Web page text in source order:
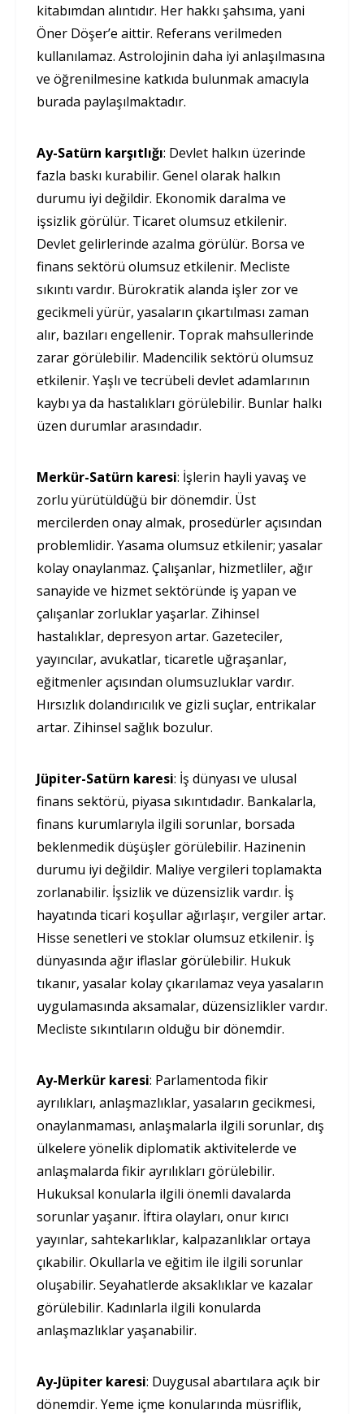
kitabımdan alıntıdır. Her hakkı şahsıma, yani
Öner Döşer’e aittir. Referans verilmeden
kullanılamaz. Astrolojinin daha iyi anlaşılmasına
ve öğrenilmesine katkıda bulunmak amacıyla
burada paylaşılmaktadır.
Ay-Satürn karşıtlığı: Devlet halkın üzerinde
fazla baskı kurabilir. Genel olarak halkın
durumu iyi değildir. Ekonomik daralma ve
işsizlik görülür. Ticaret olumsuz etkilenir.
Devlet gelirlerinde azalma görülür. Borsa ve
finans sektörü olumsuz etkilenir. Mecliste
sıkıntı vardır. Bürokratik alanda işler zor ve
gecikmeli yürür, yasaların çıkartılması zaman
alır, bazıları engellenir. Toprak mahsullerinde
zarar görülebilir. Madencilik sektörü olumsuz
etkilenir. Yaşlı ve tecrübeli devlet adamlarının
kaybı ya da hastalıkları görülebilir. Bunlar halkı
üzen durumlar arasındadır.
Merkür-Satürn karesi: İşlerin hayli yavaş ve
zorlu yürütüldüğü bir dönemdir. Üst
mercilerden onay almak, prosedürler açısından
problemlidir. Yasama olumsuz etkilenir; yasalar
kolay onaylanmaz. Çalışanlar, hizmetliler, ağır
sanayide ve hizmet sektöründe iş yapan ve
çalışanlar zorluklar yaşarlar. Zihinsel
hastalıklar, depresyon artar. Gazeteciler,
yayıncılar, avukatlar, ticaretle uğraşanlar,
eğitmenler açısından olumsuzluklar vardır.
Hırsızlık dolandırıcılık ve gizli suçlar, entrikalar
artar. Zihinsel sağlık bozulur.
Jüpiter-Satürn karesi: İş dünyası ve ulusal
finans sektörü, piyasa sıkıntıdadır. Bankalarla,
finans kurumlarıyla ilgili sorunlar, borsada
beklenmedik düşüşler görülebilir. Hazinenin
durumu iyi değildir. Maliye vergileri toplamakta
zorlanabilir. İşsizlik ve düzensizlik vardır. İş
hayatında ticari koşullar ağırlaşır, vergiler artar.
Hisse senetleri ve stoklar olumsuz etkilenir. İş
dünyasında ağır iflaslar görülebilir. Hukuk
tıkanır, yasalar kolay çıkarılamaz veya yasaların
uygulamasında aksamalar, düzensizlikler vardır.
Mecliste sıkıntıların olduğu bir dönemdir.
Ay-Merkür karesi: Parlamentoda fikir
ayrılıkları, anlaşmazlıklar, yasaların gecikmesi,
onaylanmaması, anlaşmalarla ilgili sorunlar, dış
ülkelere yönelik diplomatik aktivitelerde ve
anlaşmalarda fikir ayrılıkları görülebilir.
Hukuksal konularla ilgili önemli davalarda
sorunlar yaşanır. İftira olayları, onur kırıcı
yayınlar, sahtekarlıklar, kalpazanlıklar ortaya
çıkabilir. Okullarla ve eğitim ile ilgili sorunlar
oluşabilir. Seyahatlerde aksaklıklar ve kazalar
görülebilir. Kadınlarla ilgili konularda
anlaşmazlıklar yaşanabilir.
Ay-Jüpiter karesi: Duygusal abartılara açık bir
dönemdir. Yeme içme konularında müsriflik,